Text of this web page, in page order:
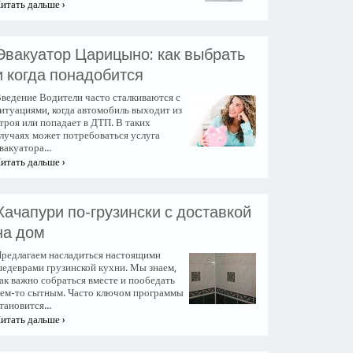
дальше ›
Царицыно: как выбрать
когда понадобится
Водители часто сталкиваются с
когда автомобиль выходит из
или попадает в ДТП. В таких
может потребоваться услуга
дальше ›
по-грузински с доставкой
дом
насладиться настоящими
грузинской кухни. Мы знаем,
важно собраться вместе и пообедать
то сытным. Часто ключом программы
дальше ›